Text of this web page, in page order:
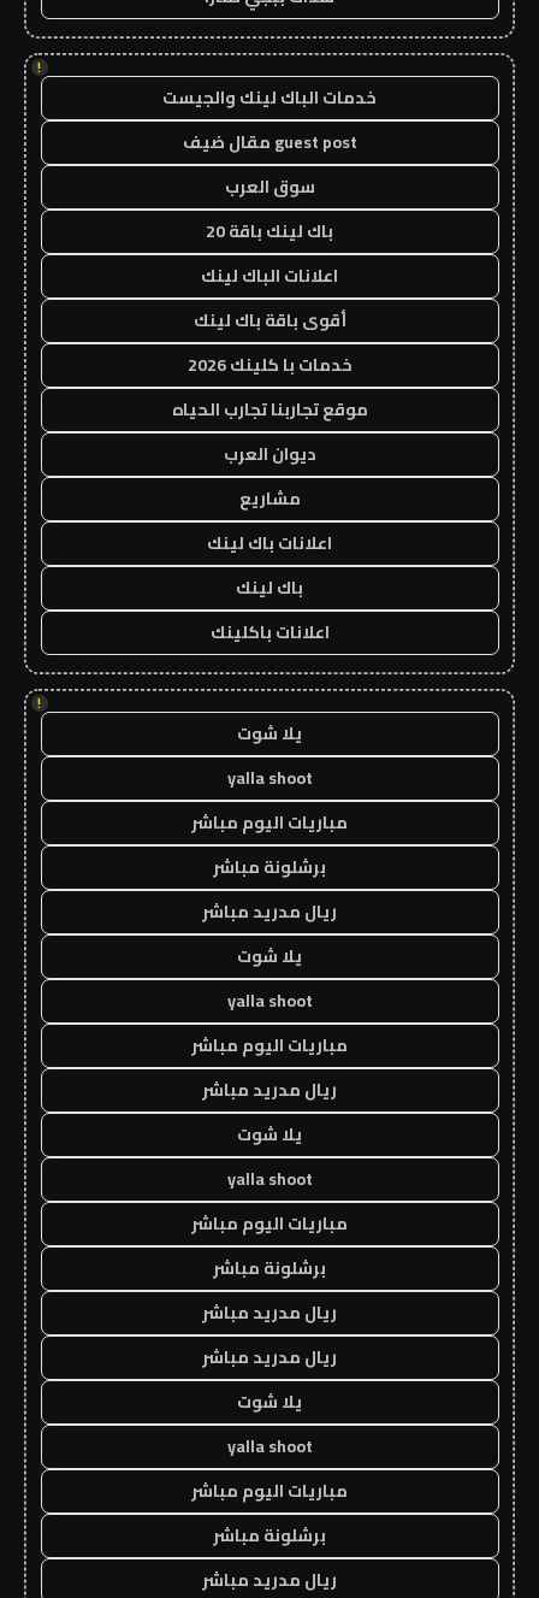
!
خدمات الباك لينك والجيست
guest post مقال ضيف
سوق العرب
باك لينك باقة 20
اعلانات الباك لينك
أقوى باقة باك لينك
خدمات با كلينك 2026
موقع تجاربنا تجارب الحياه
ديوان العرب
مشاريع
اعلانات باك لينك
باك لينك
اعلانات باكلينك
!
يلا شوت
yalla shoot
مباريات اليوم مباشر
برشلونة مباشر
ريال مدريد مباشر
يلا شوت
yalla shoot
مباريات اليوم مباشر
ريال مدريد مباشر
يلا شوت
yalla shoot
مباريات اليوم مباشر
برشلونة مباشر
ريال مدريد مباشر
ريال مدريد مباشر
يلا شوت
yalla shoot
مباريات اليوم مباشر
برشلونة مباشر
ريال مدريد مباشر